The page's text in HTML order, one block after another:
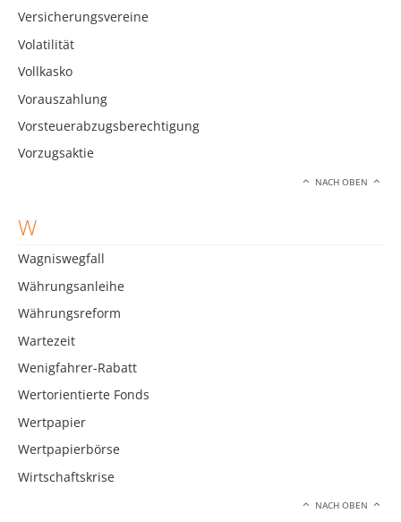
Versicherungsvereine
Volatilität
Vollkasko
Vorauszahlung
Vorsteuerabzugsberechtigung
Vorzugsaktie
NACH OBEN
W
Wagniswegfall
Währungsanleihe
Währungsreform
Wartezeit
Wenigfahrer-Rabatt
Wertorientierte Fonds
Wertpapier
Wertpapierbörse
Wirtschaftskrise
NACH OBEN